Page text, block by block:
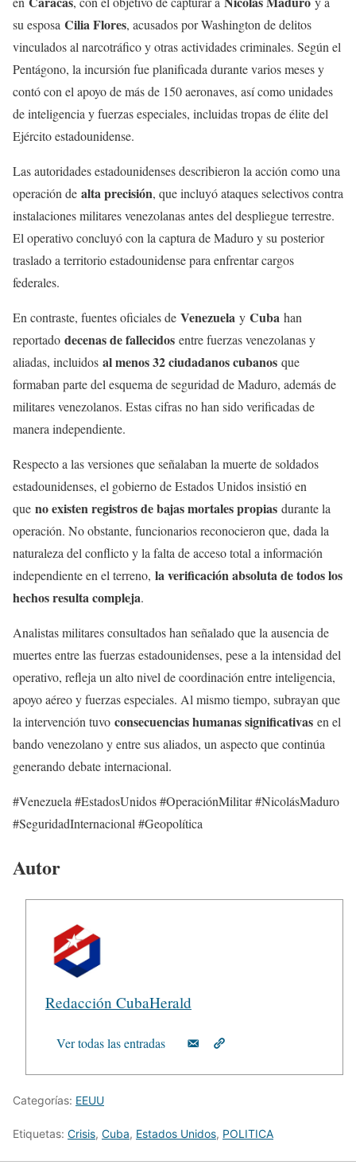
su esposa Cilia Flores, acusados por Washington de delitos
vinculados al narcotráfico y otras actividades criminales. Según el
Pentágono, la incursión fue planificada durante varios meses y
contó con el apoyo de más de 150 aeronaves, así como unidades
de inteligencia y fuerzas especiales, incluidas tropas de élite del
Ejército estadounidense.
Las autoridades estadounidenses describieron la acción como una
operación de alta precisión, que incluyó ataques selectivos contra
instalaciones militares venezolanas antes del despliegue terrestre.
El operativo concluyó con la captura de Maduro y su posterior
traslado a territorio estadounidense para enfrentar cargos
federales.
En contraste, fuentes oficiales de Venezuela y Cuba han
reportado decenas de fallecidos entre fuerzas venezolanas y
aliadas, incluidos al menos 32 ciudadanos cubanos que
formaban parte del esquema de seguridad de Maduro, además de
militares venezolanos. Estas cifras no han sido verificadas de
manera independiente.
Respecto a las versiones que señalaban la muerte de soldados
estadounidenses, el gobierno de Estados Unidos insistió en
que no existen registros de bajas mortales propias durante la
operación. No obstante, funcionarios reconocieron que, dada la
naturaleza del conflicto y la falta de acceso total a información
independiente en el terreno, la verificación absoluta de todos los
hechos resulta compleja.
Analistas militares consultados han señalado que la ausencia de
muertes entre las fuerzas estadounidenses, pese a la intensidad del
operativo, refleja un alto nivel de coordinación entre inteligencia,
apoyo aéreo y fuerzas especiales. Al mismo tiempo, subrayan que
la intervención tuvo consecuencias humanas significativas en el
bando venezolano y entre sus aliados, un aspecto que continúa
generando debate internacional.
#Venezuela #EstadosUnidos #OperaciónMilitar #NicolásMaduro
#SeguridadInternacional #Geopolítica
Autor
Redacción CubaHerald
Ver todas las entradas
Categorías: EEUU
Etiquetas: Crisis, Cuba, Estados Unidos, POLITICA